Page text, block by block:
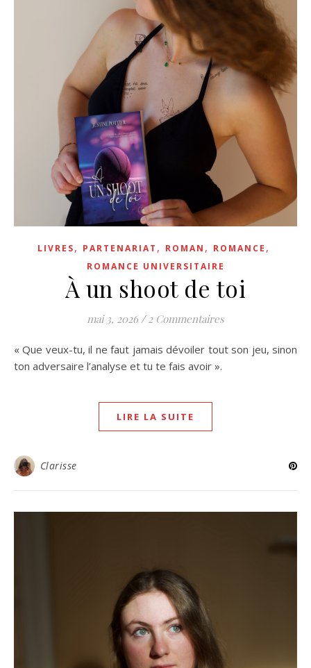
LIVRES, PARTENARIAT , ROMAN , ROMANCE ,
ROMANCE UNIVERSITAIRE
À un shoot de toi
mai 3, 2026 / 2 Commentaires
« Que veux-tu, il ne faut jamais dévoiler tout son jeu, sinon
ton adversaire l’analyse et tu te fais avoir ».
LIRE LA SUITE
Clarisse